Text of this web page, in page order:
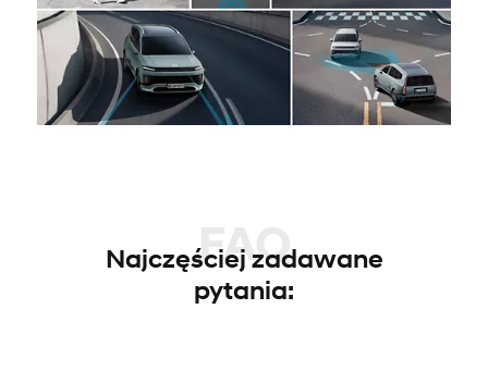
FAQ
Najczęściej zadawane
pytania: